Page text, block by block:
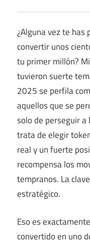
¿Alguna vez te has
convertir unos
tu primer millón?
tuvieron suerte
2025 se perfila
aquellos que se
solo de perseguir
trata de elegir
real y un fuerte
recompensa los
tempranos. La
estratégico.
Eso es
convertido en uno